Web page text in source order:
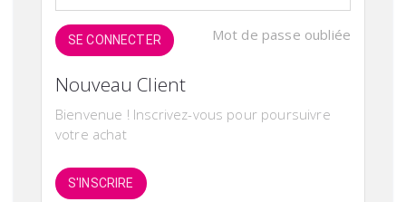
Mot de passe oubliée
SE CONNECTER
Nouveau Client
Bienvenue ! Inscrivez-vous pour poursuivre
votre achat
S'INSCRIRE